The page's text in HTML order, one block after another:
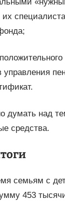
их
управления
думать над
средства.
семьям с
453